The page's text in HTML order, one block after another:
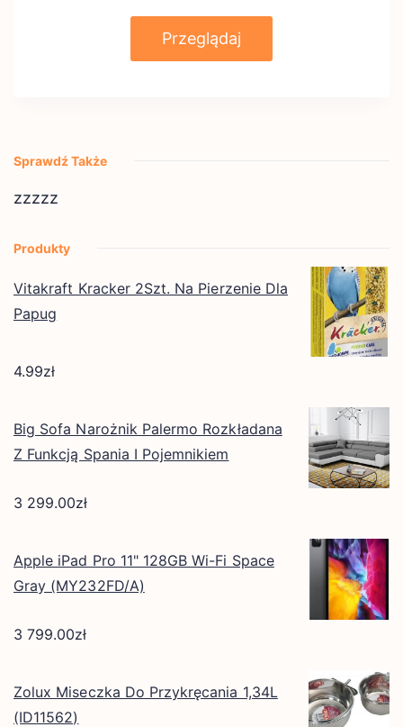
Przeglądaj
Sprawdź Także
zzzzz
Produkty
Vitakraft Kracker 2Szt. Na Pierzenie Dla
Papug
4.99zł
Big Sofa Narożnik Palermo Rozkładana
Z Funkcją Spania I Pojemnikiem
3 299.00zł
Apple iPad Pro 11" 128GB Wi-Fi Space
Gray (MY232FD/A)
3 799.00zł
Zolux Miseczka Do Przykręcania 1,34L
(ID11562)